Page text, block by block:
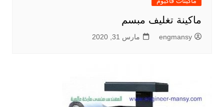
ماكينة تغليف مبسم
engmansy مارس 31, 2020